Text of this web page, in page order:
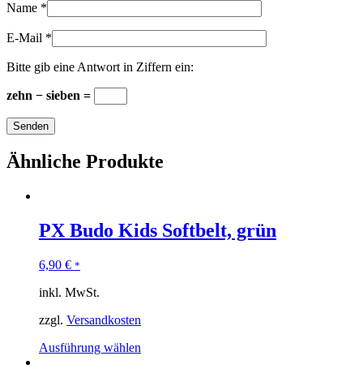
Name *
E-Mail *
Bitte gib eine Antwort in Ziffern ein:
zehn − sieben =
Ähnliche Produkte
PX Budo Kids Softbelt, grün
6,90 € *
inkl. MwSt.
zzgl. Versandkosten
Ausführung wählen